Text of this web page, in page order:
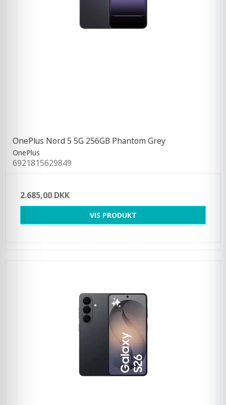
OnePlus Nord 5 5G 256GB Phantom Grey
OnePlus
6921815629849
2.685,00 DKK
VIS PRODUKT